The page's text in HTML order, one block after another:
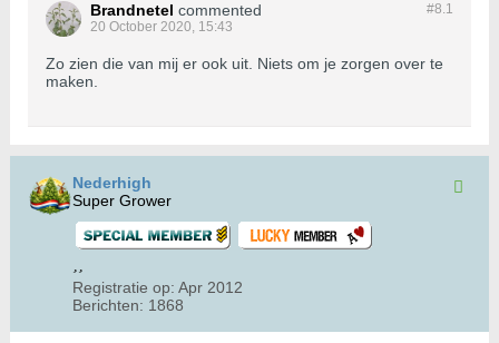
#8.1
Brandnetel commented
20 October 2020, 15:43
Zo zien die van mij er ook uit. Niets om je zorgen over te
maken.
Nederhigh
Super Grower
Registratie op: Apr 2012
Berichten: 1868